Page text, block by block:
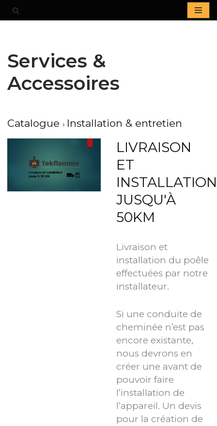
contenu
Services &
Accessoires
Catalogue Installation & entretien
LIVRAISON
ET
INSTALLATION
JUSQU'À
50KM
Livraison et
installation du poêle
effectuées par notre
installateur.
Si une conduite de
cheminée n’est pas
encore existante,
nous devrons en
créer une avant de
pouvoir faire
l’installation de
l’appareil. Un devis
pour la création de